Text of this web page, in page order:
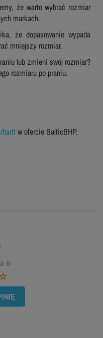
że warto wybrać rozmiar
markach.
że dopasowanie wypada
mniejszy rozmiar,
lub zmieni swój rozmiar?
rozmiaru po praniu.
w ofercie BalticBHP.
0